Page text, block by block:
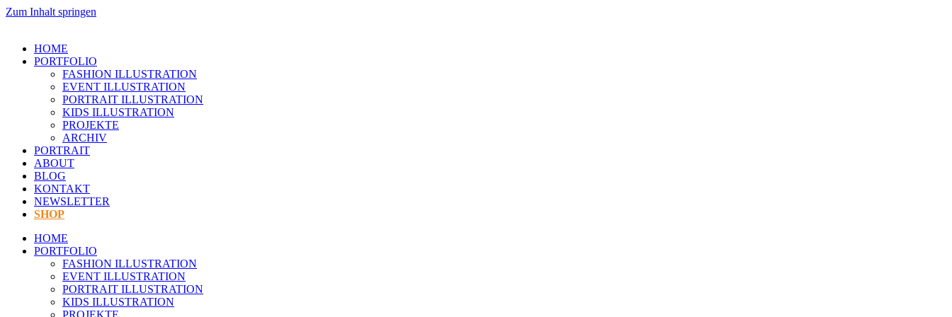
Zum Inhalt springen
HOME
PORTFOLIO
FASHION ILLUSTRATION
EVENT ILLUSTRATION
PORTRAIT ILLUSTRATION
KIDS ILLUSTRATION
PROJEKTE
ARCHIV
PORTRAIT
ABOUT
BLOG
KONTAKT
NEWSLETTER
SHOP
HOME
PORTFOLIO
FASHION ILLUSTRATION
EVENT ILLUSTRATION
PORTRAIT ILLUSTRATION
KIDS ILLUSTRATION
PROJEKTE